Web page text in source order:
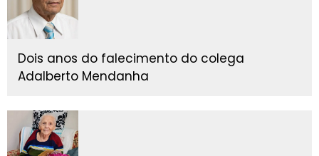
Dois anos do falecimento do colega
Adalberto Mendanha